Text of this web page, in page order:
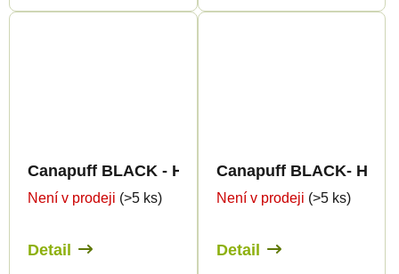
Canapuff BLACK - HHC-P - Double Bubble OG -
Není v prodeji (>5 ks)
Detail
Canapuff BLACK-
Není v prodeji (>5 ks)
Detail